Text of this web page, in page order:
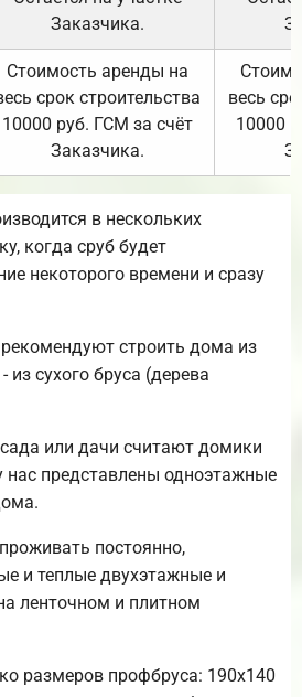
Заказчика.
Стоимость аренды на
срок строительства
10000 руб. ГСМ за счёт
Заказчика.
весь
10000
в нескольких
когда сруб будет
некоторого времени и сразу
строить дома из
из сухого бруса (дерева
или дачи считают домики
нас представлены одноэтажные
постоянно,
и теплые двухэтажные и
ленточном и плитном
размеров профбруса: 190х140